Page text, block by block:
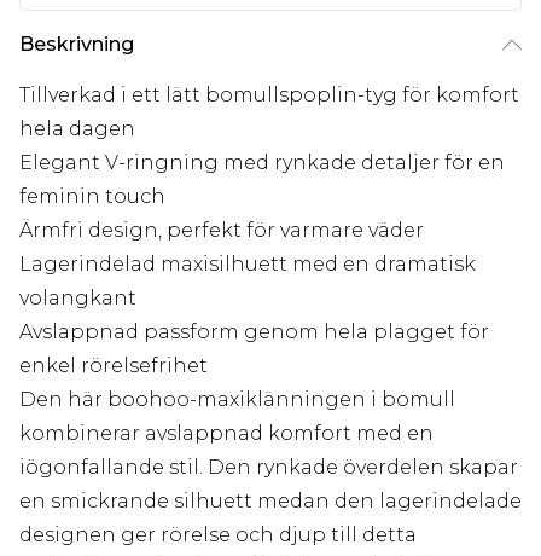
Beskrivning
Tillverkad i ett lätt bomullspoplin-tyg för komfort
hela dagen
Elegant V-ringning med rynkade detaljer för en
feminin touch
Ärmfri design, perfekt för varmare väder
Lagerindelad maxisilhuett med en dramatisk
volangkant
Avslappnad passform genom hela plagget för
enkel rörelsefrihet
Den här boohoo-maxiklänningen i bomull
kombinerar avslappnad komfort med en
iögonfallande stil. Den rynkade överdelen skapar
en smickrande silhuett medan den lagerindelade
designen ger rörelse och djup till detta